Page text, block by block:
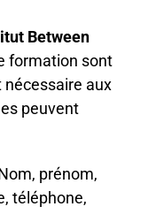
Between
formation sont
aux
peuvent
prénom,
téléphone,